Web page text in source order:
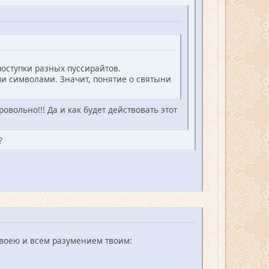
разных пуссирайтов.
символами. Значит, понятие о святыни
Да и как будет действовать этот
и всем разумением твоим: